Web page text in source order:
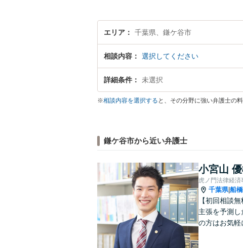
エリア 千葉県、鎌ケ谷市
相談内容 選択してください
詳細条件 未選択
※相談内容を選択する と、その分野に強い弁護士の
鎌ケ谷市から近い弁護士
小宮山
虎ノ門法律経
千葉県|船
【初回相談
主張を予測
の方はお気軽